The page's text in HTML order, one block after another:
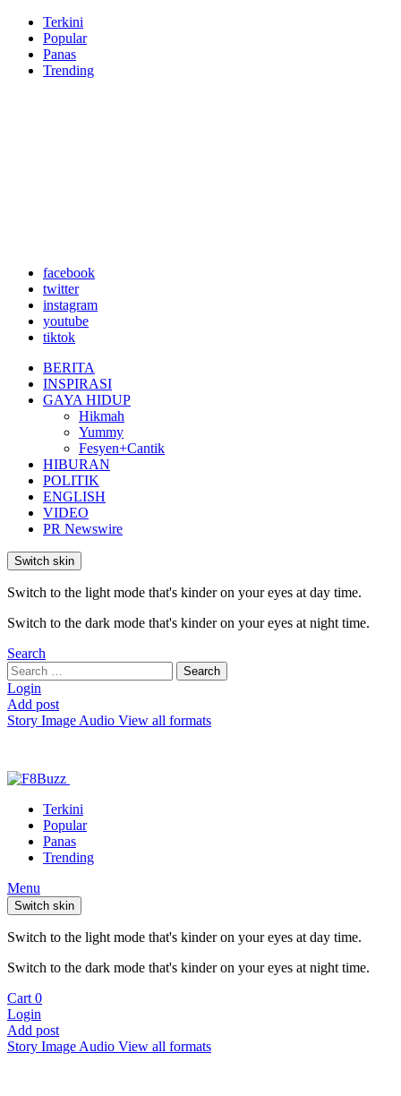
Terkini
Popular
Panas
Trending
facebook
twitter
instagram
youtube
tiktok
BERITA
INSPIRASI
GAYA HIDUP
Hikmah
Yummy
Fesyen+Cantik
HIBURAN
POLITIK
ENGLISH
VIDEO
PR Newswire
Switch skin
Switch to the light mode that's kinder on your eyes at day time.
Switch to the dark mode that's kinder on your eyes at night time.
Search
Search
for:
Search
Login
Add post
Story Image Audio View all formats
Terkini
Popular
Panas
Trending
Menu
Switch skin
Switch to the light mode that's kinder on your eyes at day time.
Switch to the dark mode that's kinder on your eyes at night time.
Cart 0
Login
Add post
Story Image Audio View all formats